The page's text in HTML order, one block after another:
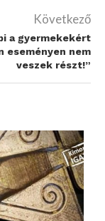
Következő
a gyermekekért
eseményen nem
veszek részt!”